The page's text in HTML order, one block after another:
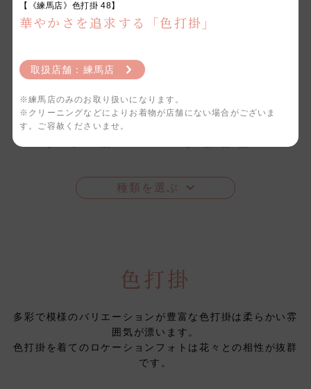
立川店 練馬店
新越谷店
横浜店 つくば店
種類を選ぶ
色打掛
多彩で模様のバリエーションが豊富な色打掛は柔らかい雰
囲気が漂います。
色打掛を着てのロケーションフォトは花々との相性が抜群
です。
【《練馬店》色打掛 48】
華やかさを追求する「色打掛」
取扱店舗：練馬店
※練馬店のみのお取り扱いになります。
※クリーニングなどによりお着物が店舗にない場合がございま
す。ご容赦くださいませ。